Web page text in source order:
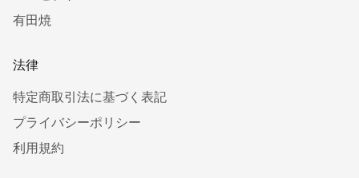
有田焼
法律
特定商取引法に基づく表記
プライバシーポリシー
利用規約